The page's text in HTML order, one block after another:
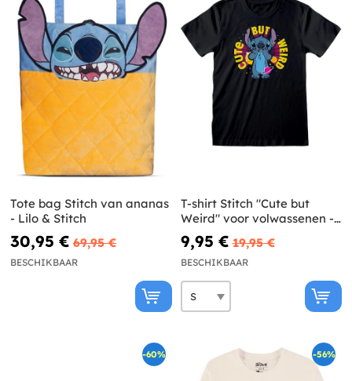
Tote bag Stitch van ananas
- Lilo & Stitch
30,95 € 69,95 €
BESCHIKBAAR
T-shirt Stitch "Cute but
Weird" voor volwassenen -
Lilo & Stitch
9,95 € 19,95 €
BESCHIKBAAR
-60% -56%